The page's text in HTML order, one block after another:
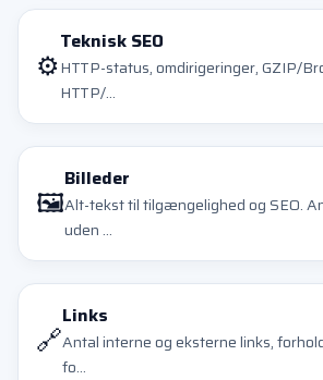
⚙️
Teknisk SEO
HTTP-status, omdirigeringer, GZIP/
HTTP/...
🖼️
Billeder
Alt-tekst til tilgængelighed og SEO.
uden ...
🔗
Links
Antal interne og eksterne links,
fo...